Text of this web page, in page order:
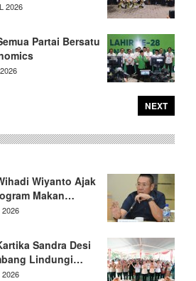
2026
Partai Bersatu
NEXT
Wiyanto Ajak
Makan…
2026
Sandra Desi
Lindungi…
2026